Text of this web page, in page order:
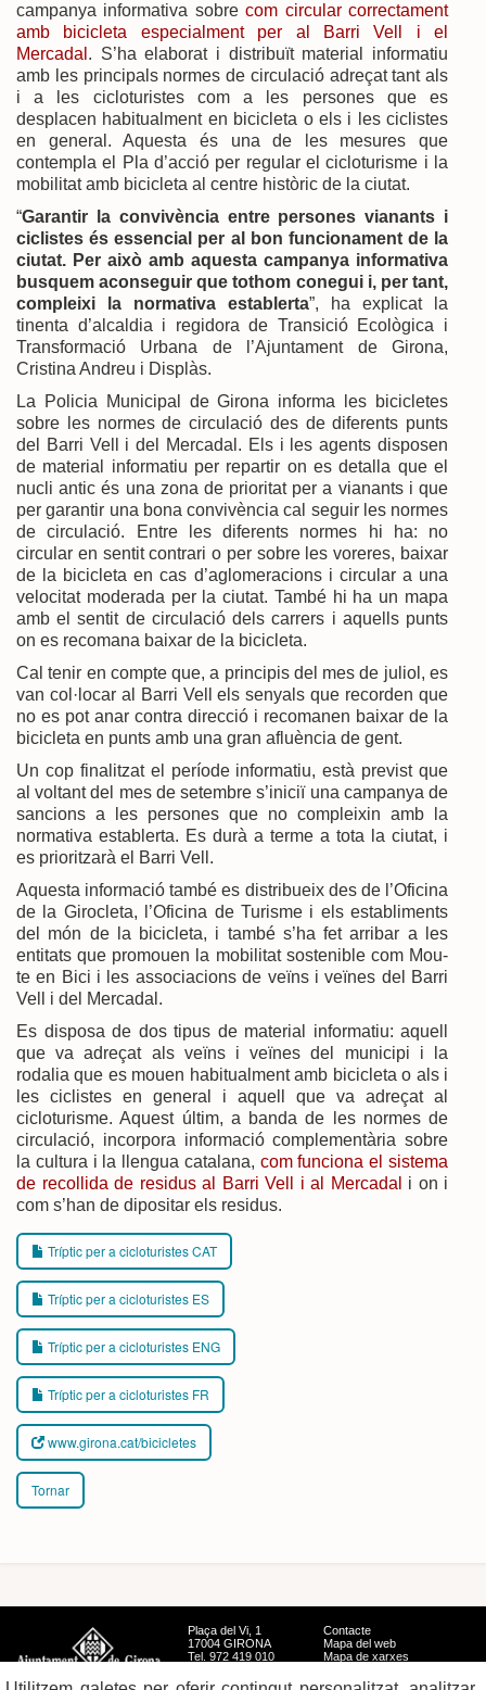
campanya informativa sobrecom circular correctament
amb bicicleta especialment per al Barri Vell i el
Mercadal . S’ha elaborat i distribuït material informatiu
amb les principals normes de circulació adreçat tant als
i a les cicloturistes com a les persones que es
desplacen habitualment en bicicleta o els i les ciclistes
en general. Aquesta és una de les mesures que
contempla el Pla d’acció per regular el cicloturisme i la
mobilitat amb bicicleta al centre històric de la ciutat.
“Garantir la convivència entre persones vianants i
ciclistes és essencial per al bon funcionament de la
ciutat. Per això amb aquesta campanya informativa
busquem aconseguir que tothom conegui i, per tant,
compleixi la normativa establerta”, ha explicat la
tinenta d’alcaldia i regidora de Transició Ecològica i
Transformació Urbana de l’Ajuntament de Girona,
Cristina Andreu i Displàs.
La Policia Municipal de Girona informa les bicicletes
sobre les normes de circulació des de diferents punts
del Barri Vell i del Mercadal. Els i les agents disposen
de material informatiu per repartir on es detalla que el
nucli antic és una zona de prioritat per a vianants i que
per garantir una bona convivència cal seguir les normes
de circulació. Entre les diferents normes hi ha: no
circular en sentit contrari o per sobre les voreres, baixar
de la bicicleta en cas d’aglomeracions i circular a una
velocitat moderada per la ciutat. També hi ha un mapa
amb el sentit de circulació dels carrers i aquells punts
on es recomana baixar de la bicicleta.
Cal tenir en compte que, a principis del mes de juliol, es
van col·locar al Barri Vell els senyals que recorden que
no es pot anar contra direcció i recomanen baixar de la
bicicleta en punts amb una gran afluència de gent.
Un cop finalitzat el període informatiu, està previst que
al voltant del mes de setembre s’iniciï una campanya de
sancions a les persones que no compleixin amb la
normativa establerta. Es durà a terme a tota la ciutat, i
es prioritzarà el Barri Vell.
Aquesta informació també es distribueix des de l’Oficina
de la Girocleta, l’Oficina de Turisme i els establiments
del món de la bicicleta, i també s’ha fet arribar a les
entitats que promouen la mobilitat sostenible com Mou-
te en Bici i les associacions de veïns i veïnes del Barri
Vell i del Mercadal.
Es disposa de dos tipus de material informatiu: aquell
que va adreçat als veïns i veïnes del municipi i la
rodalia que es mouen habitualment amb bicicleta o als i
les ciclistes en general i aquell que va adreçat al
cicloturisme. Aquest últim, a banda de les normes de
circulació, incorpora informació complementària sobre
la cultura i la llengua catalana, com funciona el sistema
de recollida de residus al Barri Vell i al Mercadal
i on i
com s’han de dipositar els residus.
Tríptic per a cicloturistes CAT
Tríptic per a cicloturistes ES
Tríptic per a cicloturistes ENG
Tríptic per a cicloturistes FR
www.girona.cat/bicicletes
Tornar
Plaça del Vi, 1
17004 GIRONA
Tel. 972 419 010
Contacte
Mapa del web
Mapa de xarxes